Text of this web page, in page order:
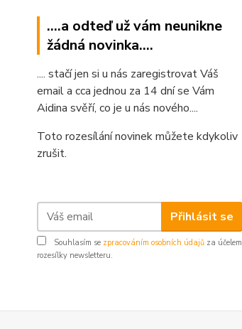
....a odteď už vám neunikne
žádná novinka....
.... stačí jen si u nás zaregistrovat Váš
email a cca jednou za 14 dní se Vám
Aidina svěří, co je u nás nového....
Toto rozesílání novinek můžete kdykoliv
zrušit.
Přihlásit se
Souhlasím se zpracováním osobních údajů za účelem
rozesílky newsletteru.